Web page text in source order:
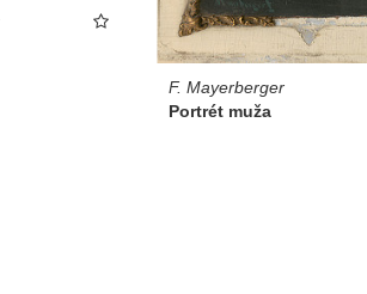
F. Mayerberger
Portrét muža